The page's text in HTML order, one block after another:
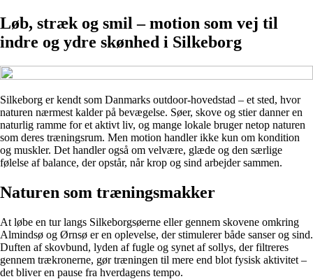
Løb, stræk og smil – motion som vej til
indre og ydre skønhed i Silkeborg
Silkeborg er kendt som Danmarks outdoor-hovedstad – et sted, hvor
naturen nærmest kalder på bevægelse. Søer, skove og stier danner en
naturlig ramme for et aktivt liv, og mange lokale bruger netop naturen
som deres træningsrum. Men motion handler ikke kun om kondition
og muskler. Det handler også om velvære, glæde og den særlige
følelse af balance, der opstår, når krop og sind arbejder sammen.
Naturen som træningsmakker
At løbe en tur langs Silkeborgsøerne eller gennem skovene omkring
Almindsø og Ørnsø er en oplevelse, der stimulerer både sanser og sind.
Duften af skovbund, lyden af fugle og synet af sollys, der filtreres
gennem trækronerne, gør træningen til mere end blot fysisk aktivitet –
det bliver en pause fra hverdagens tempo.